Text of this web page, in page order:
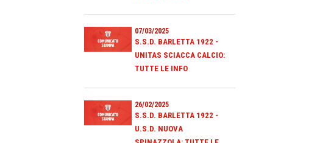
07/03/2025
S.S.D. BARLETTA 1922 -
UNITAS SCIACCA CALCIO:
TUTTE LE INFO
26/02/2025
S.S.D. BARLETTA 1922 -
U.S.D. NUOVA